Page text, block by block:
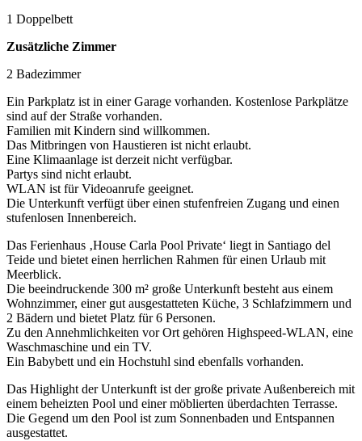
1 Doppelbett
Zusätzliche Zimmer
2 Badezimmer
Ein Parkplatz ist in einer Garage vorhanden. Kostenlose Parkplätze
sind auf der Straße vorhanden.
Familien mit Kindern sind willkommen.
Das Mitbringen von Haustieren ist nicht erlaubt.
Eine Klimaanlage ist derzeit nicht verfügbar.
Partys sind nicht erlaubt.
WLAN ist für Videoanrufe geeignet.
Die Unterkunft verfügt über einen stufenfreien Zugang und einen
stufenlosen Innenbereich.
Das Ferienhaus ‚House Carla Pool Private‘ liegt in Santiago del
Teide und bietet einen herrlichen Rahmen für einen Urlaub mit
Meerblick.
Die beeindruckende 300 m² große Unterkunft besteht aus einem
Wohnzimmer, einer gut ausgestatteten Küche, 3 Schlafzimmern und
2 Bädern und bietet Platz für 6 Personen.
Zu den Annehmlichkeiten vor Ort gehören Highspeed-WLAN, eine
Waschmaschine und ein TV.
Ein Babybett und ein Hochstuhl sind ebenfalls vorhanden.
Das Highlight der Unterkunft ist der große private Außenbereich mit
einem beheizten Pool und einer möblierten überdachten Terrasse.
Die Gegend um den Pool ist zum Sonnenbaden und Entspannen
ausgestattet.